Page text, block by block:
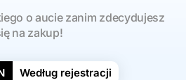
o aucie zanim zdecydujesz
na zakup!
Według rejestracji